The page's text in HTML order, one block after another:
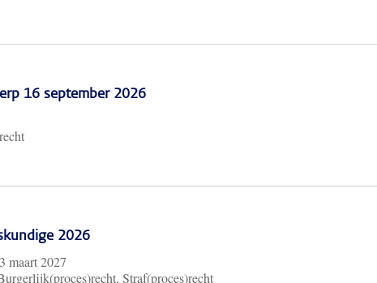
16 september 2026
2026
3 maart 2027
Straf(proces)recht